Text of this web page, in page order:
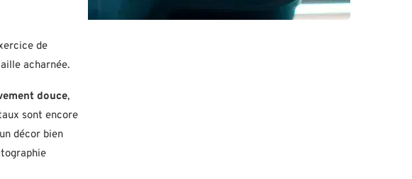
de
acharnée.
douce,
sont encore
décor bien